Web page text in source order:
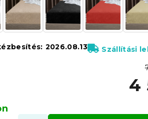
4
2026.08.13 Szállítási